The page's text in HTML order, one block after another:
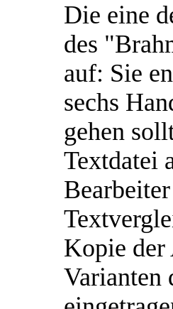
Die eine
des
auf: Sie
sechs
gehen
Textdatei
Kopie der
Varianten